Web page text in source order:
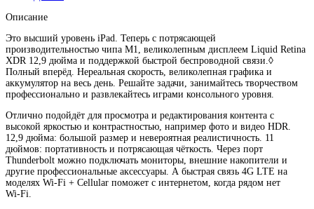
Описание
Это высший уровень iPad. Теперь с потрясающей
производительностью чипа M1, великолепным дисплеем Liquid Retina
XDR 12,9 дюйма и поддержкой быстрой беспроводной связи.◊
Полный вперёд. Нереальная скорость, великолепная графика и
аккумулятор на весь день. Решайте задачи, занимайтесь творчеством
профессионально и развлекайтесь играми консольного уровня.
Отлично подойдёт для просмотра и редактирования контента с
высокой яркостью и контрастностью, например фото и видео HDR.
12,9 дюйма: большой размер и невероятная реалистичность. 11
дюймов: портативность и потрясающая чёткость. Через порт
Thunderbolt можно подключать мониторы, внешние накопители и
другие профес­сиональные аксессуары. А быстрая связь 4G LTE на
моделях Wi‑Fi + Cellular поможет с интернетом, когда рядом нет
Wi‑Fi.